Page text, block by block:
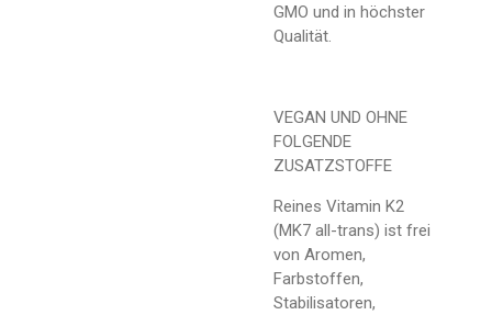
GMO und in höchster
Qualität.
VEGAN UND OHNE
FOLGENDE
ZUSATZSTOFFE
Reines Vitamin K2
(MK7 all-trans) ist frei
von Aromen,
Farbstoffen,
Stabilisatoren,